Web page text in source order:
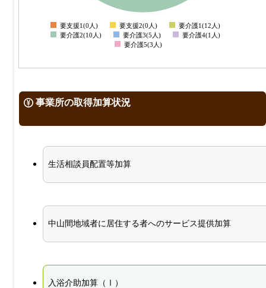
0
要支援1(0人) 要支援2(0人)
要介護1(12人)
要介護2(10人)
要介護3(5人)
要介護4(1人)
要介護5(3人)
事業所の取得加算状況
生活相談員配置等加算
中山間地域者に居住する者へのサービス提供加算
入浴介助加算（Ⅰ）